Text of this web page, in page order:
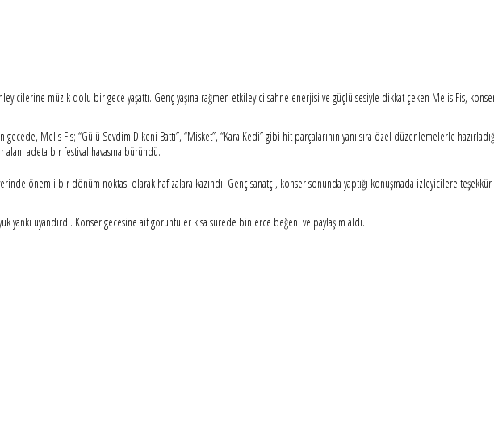
müzik dolu bir gece yaşattı. Genç yaşına rağmen etkileyici sahne enerjisi ve güçlü sesiyle dikkat çeken Melis Fis,
gecede, Melis Fis; “Gülü Sevdim Dikeni Battı”, “Misket”, “Kara Kedi” gibi hit parçalarının yanı sıra özel düzenlemelerle
adeta bir festival havasına büründü.
önemli bir dönüm noktası olarak hafızalara kazındı. Genç sanatçı, konser sonunda yaptığı konuşmada izleyicilere teşekkür
uyandırdı. Konser gecesine ait görüntüler kısa sürede binlerce beğeni ve paylaşım aldı.